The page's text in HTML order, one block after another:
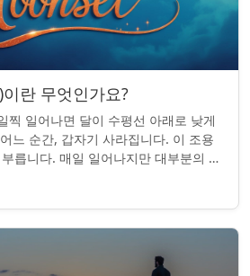
란 무엇인가요?
찍 일어나면 달이 수평선 아래로 낮게
느 순간, 갑자기 사라집니다. 이 조용
릅니다. 매일 일어나지만 대부분의 사
심 ...